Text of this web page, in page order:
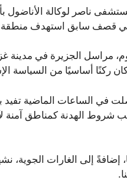
قصف سابق استهدف
مراسل الجزيرة في مدينة
ركنًا أساسيًا من السياسة
في الساعات الماضية
الهدنة كمناطق آمنة
إضافةً إلى الغارات الجوية،